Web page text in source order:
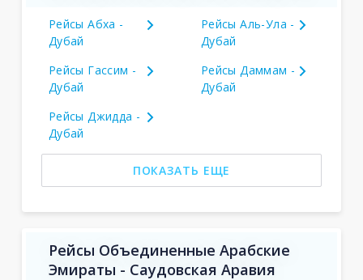
Рейсы Абха -
Дубай
Рейсы Аль-Ула -
Дубай
Рейсы Гассим -
Дубай
Рейсы Даммам -
Дубай
Рейсы Джидда -
Дубай
ПОКАЗАТЬ ЕЩЕ
Рейсы Объединенные Арабские
Эмираты - Саудовская Аравия